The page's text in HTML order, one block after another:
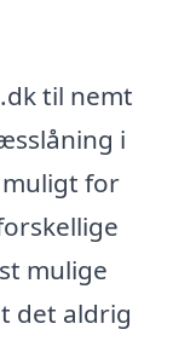
til nemt
i
for
mulige
det aldrig